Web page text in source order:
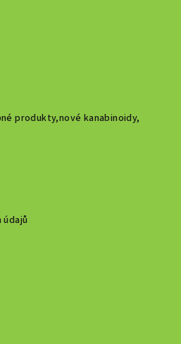
p
produkty,nové kanabinoidy,